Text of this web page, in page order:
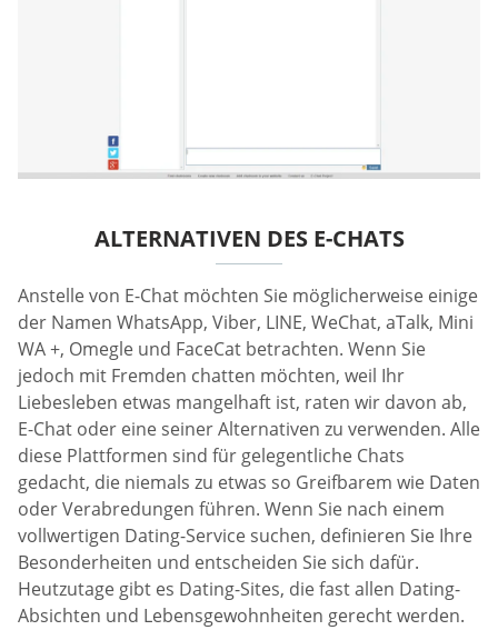
ALTERNATIVEN DES E-CHATS
Anstelle von E-Chat möchten Sie möglicherweise einige
der Namen WhatsApp, Viber, LINE, WeChat, aTalk, Mini
WA +, Omegle und FaceCat betrachten. Wenn Sie
jedoch mit Fremden chatten möchten, weil Ihr
Liebesleben etwas mangelhaft ist, raten wir davon ab,
E-Chat oder eine seiner Alternativen zu verwenden. Alle
diese Plattformen sind für gelegentliche Chats
gedacht, die niemals zu etwas so Greifbarem wie Daten
oder Verabredungen führen. Wenn Sie nach einem
vollwertigen Dating-Service suchen, definieren Sie Ihre
Besonderheiten und entscheiden Sie sich dafür.
Heutzutage gibt es Dating-Sites, die fast allen Dating-
Absichten und Lebensgewohnheiten gerecht werden.